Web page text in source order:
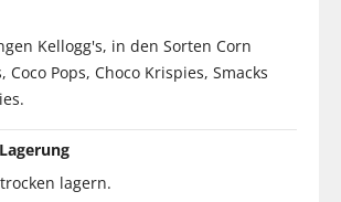
Kellogg's, in den Sorten Corn
Coco Pops, Choco Krispies, Smacks
lagern.